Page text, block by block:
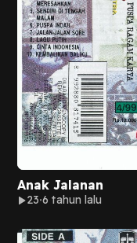
Anak Jalanan
23 6 tahun lalu